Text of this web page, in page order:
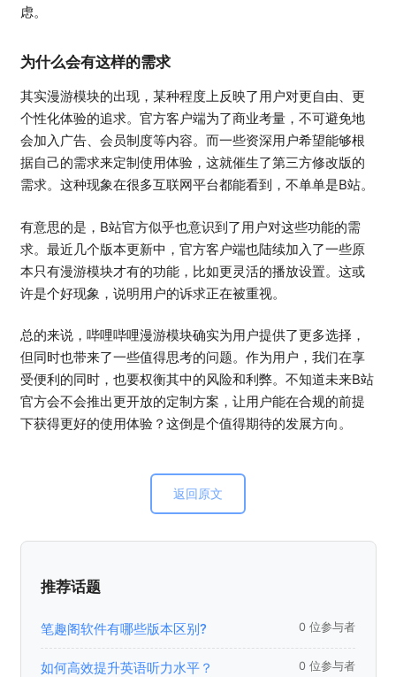
虑。
为什么会有这样的需求
其实漫游模块的出现，某种程度上反映了用户对更自由、更
个性化体验的追求。官方客户端为了商业考量，不可避免地
会加入广告、会员制度等内容。而一些资深用户希望能够根
据自己的需求来定制使用体验，这就催生了第三方修改版的
需求。这种现象在很多互联网平台都能看到，不单单是B站。
有意思的是，B站官方似乎也意识到了用户对这些功能的需
求。最近几个版本更新中，官方客户端也陆续加入了一些原
本只有漫游模块才有的功能，比如更灵活的播放设置。这或
许是个好现象，说明用户的诉求正在被重视。
总的来说，哔哩哔哩漫游模块确实为用户提供了更多选择，
但同时也带来了一些值得思考的问题。作为用户，我们在享
受便利的同时，也要权衡其中的风险和利弊。不知道未来B站
官方会不会推出更开放的定制方案，让用户能在合规的前提
下获得更好的使用体验？这倒是个值得期待的发展方向。
返回原文
推荐话题
笔趣阁软件有哪些版本区别? 0 位参与者
如何高效提升英语听力水平？ 0 位参与者